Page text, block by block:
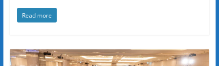
Read more